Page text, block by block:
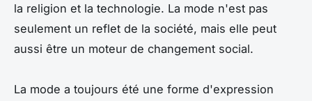
la religion et la technologie. La mode n'est pas
seulement un reflet de la société, mais elle peut
aussi être un moteur de changement social.
La mode a toujours été une forme d'expression